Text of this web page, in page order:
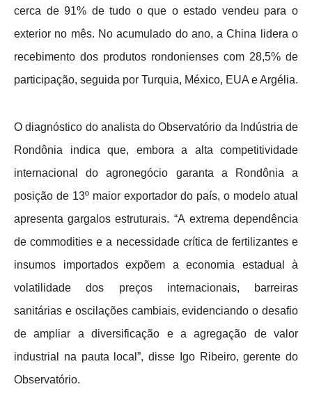
cerca de 91% de tudo o que o estado vendeu para o
exterior no mês. No acumulado do ano, a China lidera o
recebimento dos produtos rondonienses com 28,5% de
participação, seguida por Turquia, México, EUA e Argélia.
O diagnóstico do analista do Observatório da Indústria de
Rondônia indica que, embora a alta competitividade
internacional do agronegócio garanta a Rondônia a
posição de 13º maior exportador do país, o modelo atual
apresenta gargalos estruturais. “A extrema dependência
de commodities e a necessidade crítica de fertilizantes e
insumos importados expõem a economia estadual à
volatilidade dos preços internacionais, barreiras
sanitárias e oscilações cambiais, evidenciando o desafio
de ampliar a diversificação e a agregação de valor
industrial na pauta local”, disse Igo Ribeiro, gerente do
Observatório.